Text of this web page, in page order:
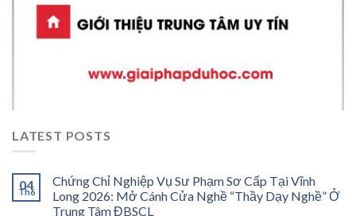
LATEST POSTS
04
Th6
Chứng Chỉ Nghiệp Vụ Sư Phạm Sơ Cấp Tại Vĩnh
Long 2026: Mở Cánh Cửa Nghề “Thầy Dạy Nghề” Ở
Trung Tâm ĐBSCL